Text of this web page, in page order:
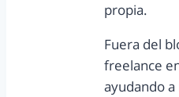
propia.
Fuera del
freelance
ayudando